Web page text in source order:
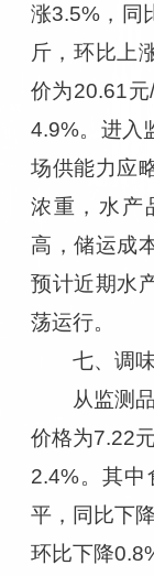
涨3.5%，同
斤，环比上
价为20.61
4.9%。进入
场供能力应
浓重，水产
高，储运成
预计近期水
荡运行。
七、调
从监测
价格为7.22
2.4%。其
平，同比下
环比下降